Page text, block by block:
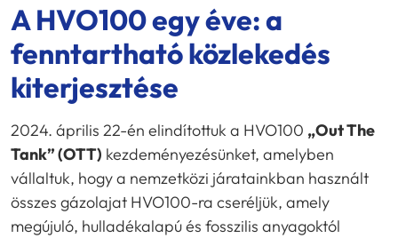
A HVO100 egy éve: a
fenntartható közlekedés
kiterjesztése
2024. április 22-én elindítottuk a HVO100 „Out The
Tank” (OTT) kezdeményezésünket, amelyben
vállaltuk, hogy a nemzetközi járatainkban használt
összes gázolajat HVO100-ra cseréljük, amely
megújuló, hulladékalapú és fosszilis anyagoktól